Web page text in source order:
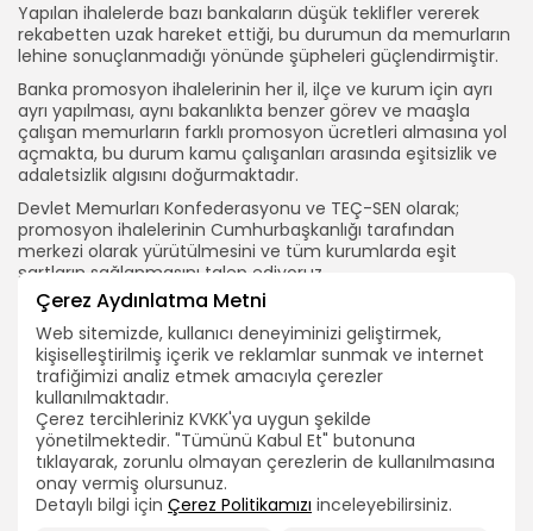
Çerez Aydınlatma Metni
Web sitemizde, kullanıcı deneyiminizi geliştirmek,
kişiselleştirilmiş içerik ve reklamlar sunmak ve internet
trafiğimizi analiz etmek amacıyla çerezler
kullanılmaktadır.
Çerez tercihleriniz KVKK'ya uygun şekilde
yönetilmektedir. "Tümünü Kabul Et" butonuna
tıklayarak, zorunlu olmayan çerezlerin de kullanılmasına
onay vermiş olursunuz.
Detaylı bilgi için Çerez Politikamızı inceleyebilirsiniz.
2026 Bütün hakları TEÇ-SEN'e aittir.
ARAMA
BIZI TAKIP EDIN
Yapılan ihalelerde bazı bankaların düşük teklifler vererek
rekabetten uzak hareket ettiği, bu durumun da memurların
lehine sonuçlanmadığı yönünde şüpheleri güçlendirmiştir.
Banka promosyon ihalelerinin her il, ilçe ve kurum için ayrı
ayrı yapılması, aynı bakanlıkta benzer görev ve maaşla
çalışan memurların farklı promosyon ücretleri almasına yol
açmakta, bu durum kamu çalışanları arasında eşitsizlik ve
adaletsizlik algısını doğurmaktadır.
Devlet Memurları Konfederasyonu ve TEÇ-SEN olarak;
promosyon ihalelerinin Cumhurbaşkanlığı tarafından
merkezi olarak yürütülmesini ve tüm kurumlarda eşit
şartların sağlanmasını talep ediyoruz.
TEÇ-SEN GENEL MERKEZİ
BELGE_2025-10-23_114245 İNDIR